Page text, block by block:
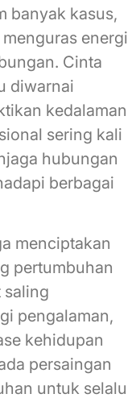
banyak kasus,
energi
Cinta
diwarnai
kedalaman
sering kali
hubungan
berbagai
menciptakan
pertumbuhan
saling
pengalaman,
kehidupan
persaingan
untuk selalu